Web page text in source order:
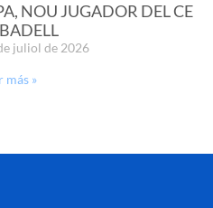
NOU JUGADOR DEL CE
juliol de 2026
más »